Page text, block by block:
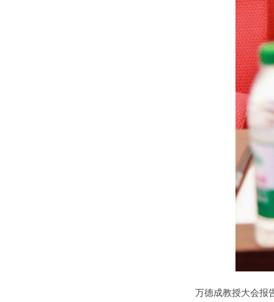
万德成教授大会报告